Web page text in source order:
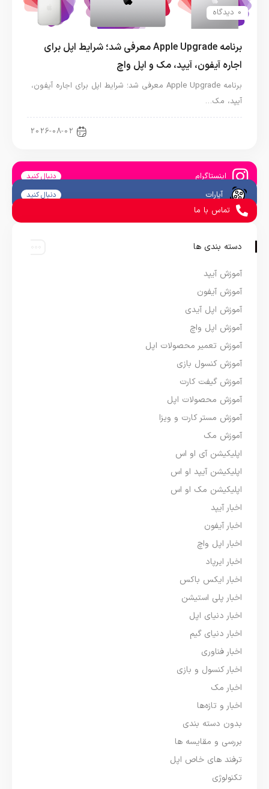
0 دیدگاه
برنامه Apple Upgrade معرفی شد؛ شرایط اپل برای
اجاره آیفون، آیپد، مک و اپل واچ
برنامه Apple Upgrade معرفی شد؛ شرایط اپل برای اجاره آیفون،
آیپد، مک…
2026-08-02
اینستاگرام دنبال کنید
آپارات دنبال کنید
تماس با ما
دسته بندی ها
آموزش آیپد
آموزش آیفون
آموزش اپل آیدی
آموزش اپل واچ
آموزش تعمیر محصولات اپل
آموزش کنسول بازی
آموزش گیفت کارت
آموزش محصولات اپل
آموزش مستر کارت و ویزا
آموزش مک
اپلیکیشن آی او اس
اپلیکیشن آیپد او اس
اپلیکیشن مک او اس
اخبار آیپد
اخبار آیفون
اخبار اپل واچ
اخبار ایرپاد
اخبار ایکس باکس
اخبار پلی استیشن
اخبار دنیای اپل
اخبار دنیای گیم
اخبار فناوری
اخبار کنسول و بازی
اخبار مک
اخبار و تازه‌ها
بدون دسته بندی
بررسی و مقایسه ها
ترفند های خاص اپل
تکنولوژی